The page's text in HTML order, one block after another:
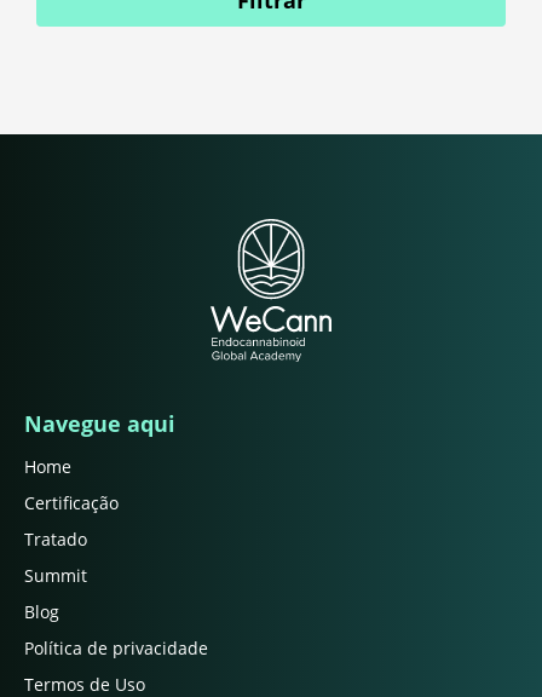
Navegue aqui
Home
Certificação
Tratado
Summit
Blog
Política de privacidade
Termos de Uso